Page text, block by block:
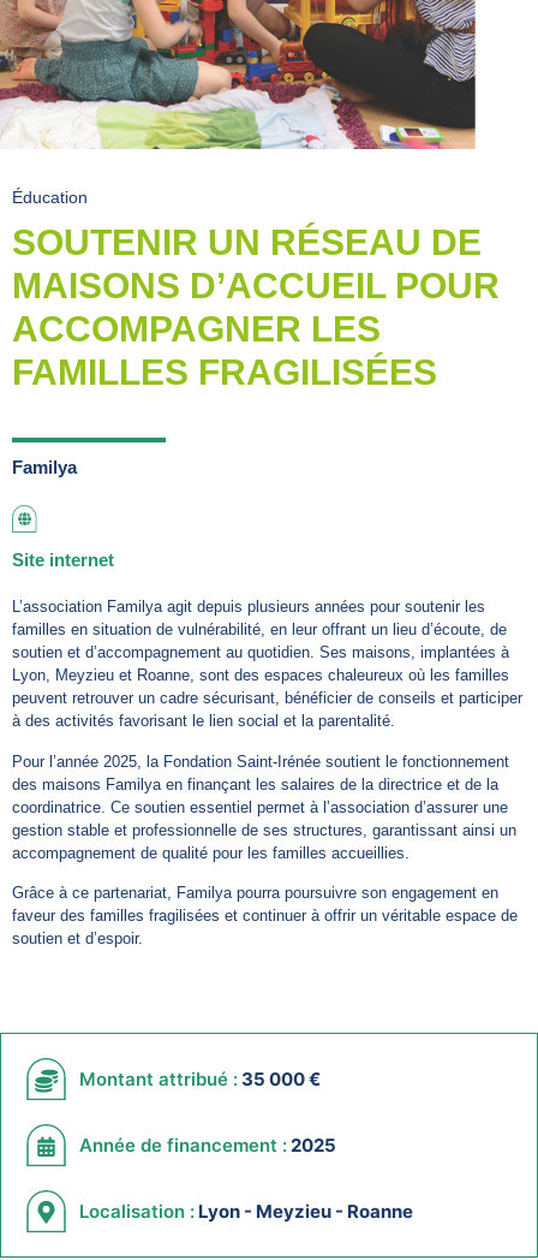
Éducation
SOUTENIR UN RÉSEAU DE
MAISONS D’ACCUEIL POUR
ACCOMPAGNER LES
FAMILLES FRAGILISÉES
Familya
Site internet
L’association Familya agit depuis plusieurs années pour soutenir les
familles en situation de vulnérabilité, en leur offrant un lieu d’écoute, de
soutien et d’accompagnement au quotidien. Ses maisons, implantées à
Lyon, Meyzieu et Roanne, sont des espaces chaleureux où les familles
peuvent retrouver un cadre sécurisant, bénéficier de conseils et participer
à des activités favorisant le lien social et la parentalité.
Pour l’année 2025, la Fondation Saint-Irénée soutient le fonctionnement
des maisons Familya en finançant les salaires de la directrice et de la
coordinatrice. Ce soutien essentiel permet à l’association d’assurer une
gestion stable et professionnelle de ses structures, garantissant ainsi un
accompagnement de qualité pour les familles accueillies.
Grâce à ce partenariat, Familya pourra poursuivre son engagement en
faveur des familles fragilisées et continuer à offrir un véritable espace de
soutien et d’espoir.
Montant attribué : 35 000 €
Année de financement : 2025
Localisation : Lyon - Meyzieu - Roanne